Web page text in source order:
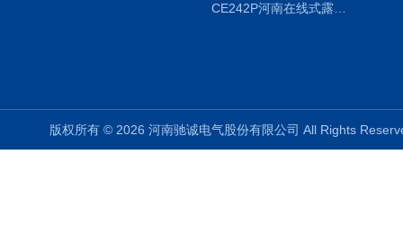
CE242P河南在线式露点仪
版权所有 © 2026 河南驰诚电气股份有限公司 All Rights